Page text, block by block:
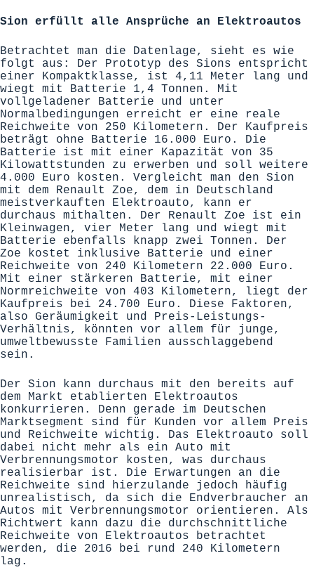
Sion erfüllt alle Ansprüche an Elektroautos
Betrachtet man die Datenlage, sieht es wie
folgt aus: Der Prototyp des Sions entspricht
einer Kompaktklasse, ist 4,11 Meter lang und
wiegt mit Batterie 1,4 Tonnen. Mit
vollgeladener Batterie und unter
Normalbedingungen erreicht er eine reale
Reichweite von 250 Kilometern. Der Kaufpreis
beträgt ohne Batterie 16.000 Euro. Die
Batterie ist mit einer Kapazität von 35
Kilowattstunden zu erwerben und soll weitere
4.000 Euro kosten. Vergleicht man den Sion
mit dem Renault Zoe, dem in Deutschland
meistverkauften Elektroauto, kann er
durchaus mithalten. Der Renault Zoe ist ein
Kleinwagen, vier Meter lang und wiegt mit
Batterie ebenfalls knapp zwei Tonnen. Der
Zoe kostet inklusive Batterie und einer
Reichweite von 240 Kilometern 22.000 Euro.
Mit einer stärkeren Batterie, mit einer
Normreichweite von 403 Kilometern, liegt der
Kaufpreis bei 24.700 Euro. Diese Faktoren,
also Geräumigkeit und Preis-Leistungs-
Verhältnis, könnten vor allem für junge,
umweltbewusste Familien ausschlaggebend
sein.
Der Sion kann durchaus mit den bereits auf
dem Markt etablierten Elektroautos
konkurrieren. Denn gerade im Deutschen
Marktsegment sind für Kunden vor allem Preis
und Reichweite wichtig. Das Elektroauto soll
dabei nicht mehr als ein Auto mit
Verbrennungsmotor kosten, was durchaus
realisierbar ist. Die Erwartungen an die
Reichweite sind hierzulande jedoch häufig
unrealistisch, da sich die Endverbraucher an
Autos mit Verbrennungsmotor orientieren. Als
Richtwert kann dazu die durchschnittliche
Reichweite von Elektroautos betrachtet
werden, die 2016 bei rund 240 Kilometern
lag.